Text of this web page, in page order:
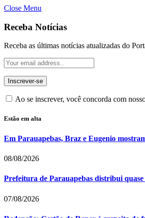
Close Menu
Receba Notícias
Receba as últimas notícias atualizadas do
Ao se inscrever, você concorda com
Estão em alta
Em Parauapebas, Braz e Eugenio
08/08/2026
Prefeitura de Parauapebas distribui
07/08/2026